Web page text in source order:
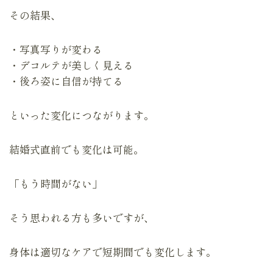
その結果、
・写真写りが変わる
・デコルテが美しく見える
・後ろ姿に自信が持てる
といった変化につながります。
結婚式直前でも変化は可能。
「もう時間がない」
そう思われる方も多いですが、
身体は適切なケアで短期間でも変化します。